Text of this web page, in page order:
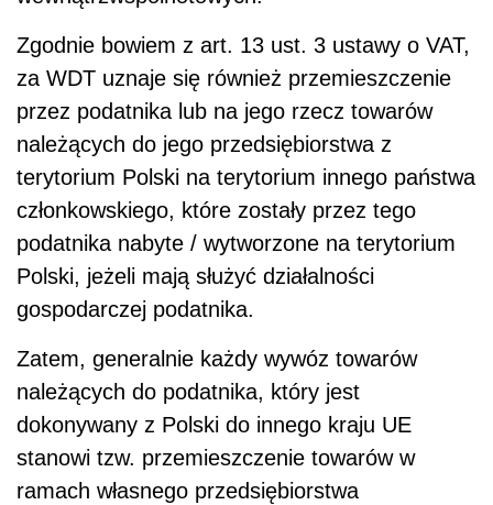
Zgodnie bowiem z art. 13 ust. 3 ustawy o VAT,
za WDT uznaje się również przemieszczenie
przez podatnika lub na jego rzecz towarów
należących do jego przedsiębiorstwa z
terytorium Polski na terytorium innego państwa
członkowskiego, które zostały przez tego
podatnika nabyte / wytworzone na terytorium
Polski, jeżeli mają służyć działalności
gospodarczej podatnika.
Zatem, generalnie każdy wywóz towarów
należących do podatnika, który jest
dokonywany z Polski do innego kraju UE
stanowi tzw. przemieszczenie towarów w
ramach własnego przedsiębiorstwa